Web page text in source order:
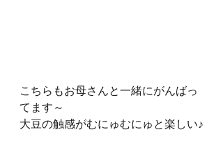
こちらもお母さんと一緒にがんばっ
てます～
大豆の触感がむにゅむにゅと楽しい♪